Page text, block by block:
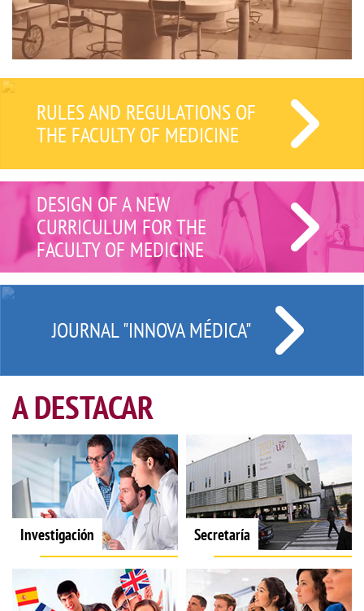
RULES AND REGULATIONS OF
THE FACULTY OF MEDICINE
DESIGN OF A NEW
CURRICULUM FOR THE
FACULTY OF MEDICINE
JOURNAL "INNOVA MÉDICA"
A DESTACAR
Investigación Secretaría